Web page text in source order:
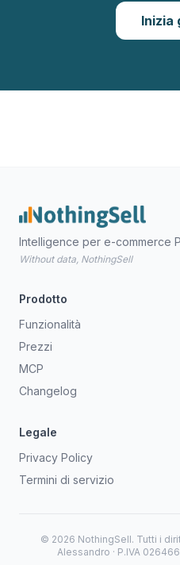
Inizia
Intelligence per e-commerce
Without data, NothingSell
Prodotto
Funzionalità
Prezzi
MCP
Changelog
Legale
Privacy Policy
Termini di servizio
© 2026 NothingSell. Tutti i
Alessandro · P.IVA